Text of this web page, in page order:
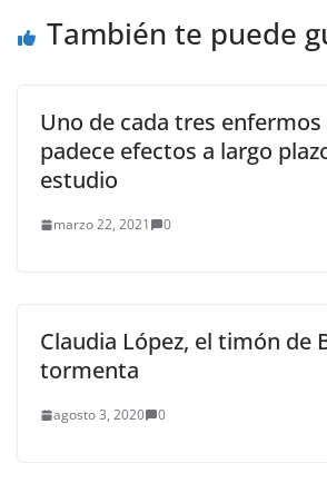
También te puede
Uno de cada tres enfermos
padece efectos a largo
estudio
marzo 22, 2021 0
Claudia López, el timón de
tormenta
agosto 3, 2020 0